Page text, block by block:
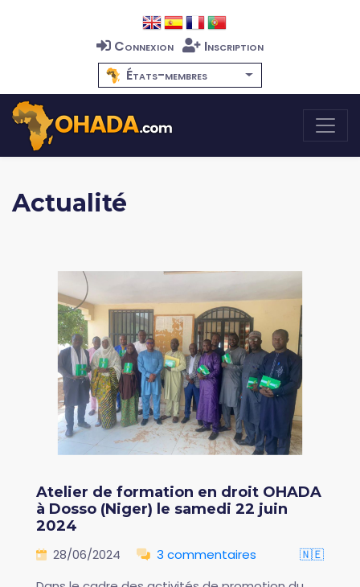
Connexion
Inscription
États-membres
Actualité
Atelier de formation en droit OHADA
à Dosso (Niger) le samedi 22 juin
2024
28/06/2024 3 commentaires
🇳🇪